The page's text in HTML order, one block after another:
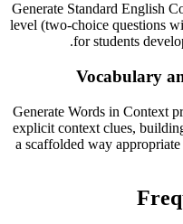
Generate Standard English
level (two-choice questions
for students
Vocabulary
Generate Words in Context
explicit context clues,
a scaffolded way